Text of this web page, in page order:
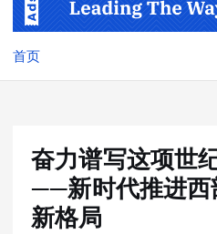
首页
奋力谱写这项世
——新时代推进西
新格局